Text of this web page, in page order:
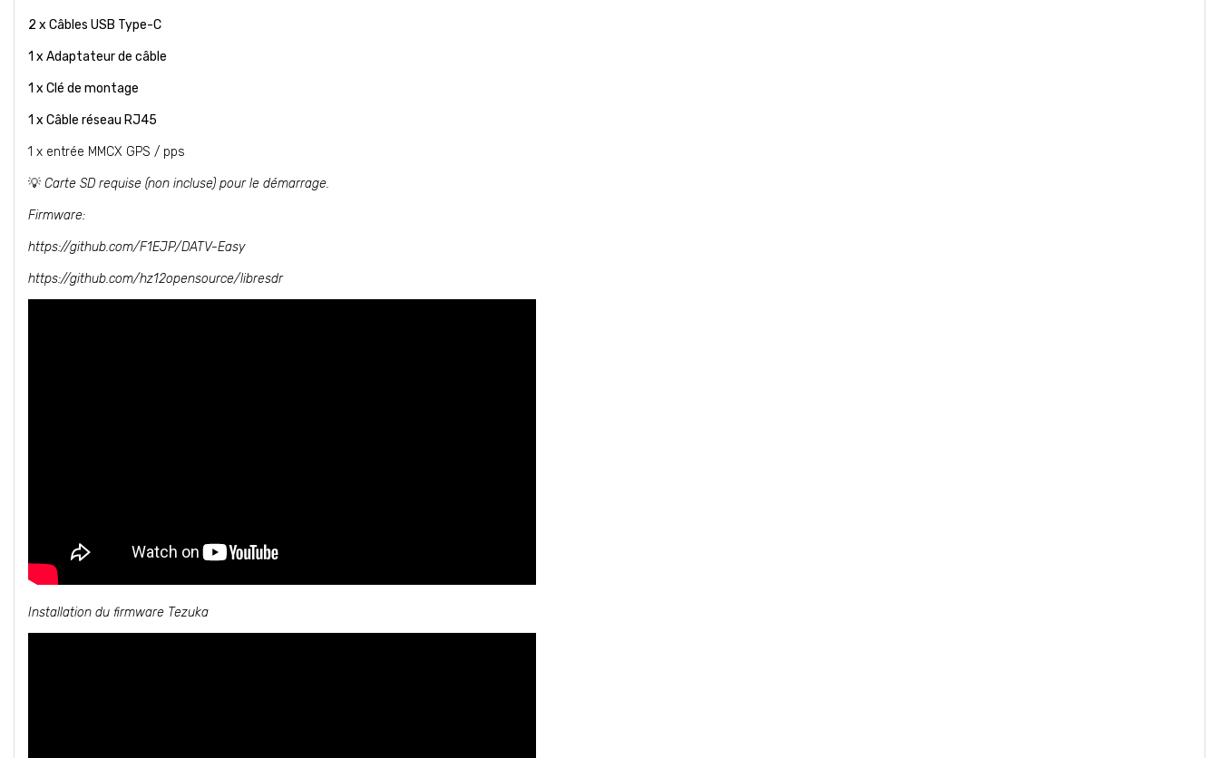
2 x Câbles USB Type-C
1 x Adaptateur de câble
1 x Clé de montage
1 x Câble réseau RJ45
1 x entrée MMCX GPS / pps
💡 Carte SD requise (non incluse) pour le démarrage.
Firmware:
https://github.com/F1EJP/DATV-Easy
https://github.com/hz12opensource/libresdr
Installation du firmware Tezuka